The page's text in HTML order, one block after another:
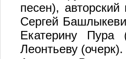
песен),
Сергей
Екатерину Пура
Леонтьеву (очерк).